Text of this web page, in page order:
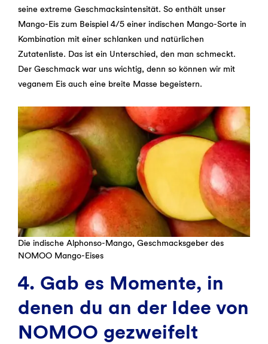
seine extreme Geschmacksintensität. So enthält unser
Mango-Eis zum Beispiel 4/5 einer indischen Mango-Sorte in
Kombination mit einer schlanken und natürlichen
Zutatenliste. Das ist ein Unterschied, den man schmeckt.
Der Geschmack war uns wichtig, denn so können wir mit
veganem Eis auch eine breite Masse begeistern.
Die indische Alphonso-Mango, Geschmacksgeber des
NOMOO Mango-Eises
4. Gab es Momente, in
denen du an der Idee von
NOMOO gezweifelt